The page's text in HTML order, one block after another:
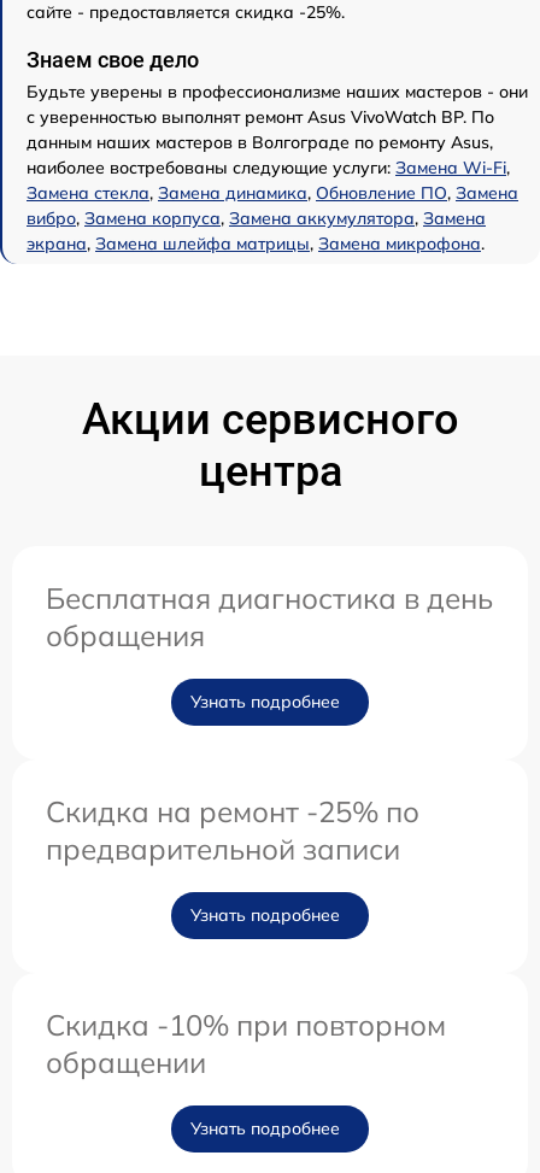
сайте - предоставляется скидка -25%.
Знаем свое дело
Будьте уверены в профессионализме наших мастеров - они
с уверенностью выполнят ремонт Asus VivoWatch BP. По
данным наших мастеров в Волгограде по ремонту Asus,
наиболее востребованы следующие услуги: Замена Wi-Fi,
Замена стекла, Замена динамика, Обновление ПО, Замена
вибро, Замена корпуса, Замена аккумулятора, Замена
экрана, Замена шлейфа матрицы, Замена микрофона.
Акции сервисного
центра
Бесплатная диагностика в день
обращения
Узнать подробнее
Скидка на ремонт -25% по
предварительной записи
Узнать подробнее
Скидка -10% при повторном
обращении
Узнать подробнее